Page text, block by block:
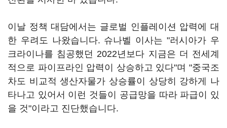
이날 정책 대담에서는 글로벌 인플레이션 압력에 대
한 우려도 나왔습니다. 슈나벨 이사는 "러시아가 우
크라이나를 침공했던 2022년보다 지금은 더 전세계
적으로 파이프라인 압력이 상승하고 있다"며 "중국조
차도 비교적 생산자물가 상승률이 상당히 강하게 나
타나고 있어서 이런 것들이 공급망을 따라 파급이 있
을 것"이라고 진단했습니다.